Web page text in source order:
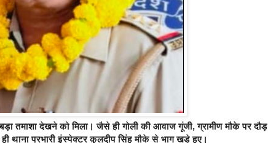
तमाशा देखने को मिला। जैसे ही गोली की आवाज गूंजी, ग्रामीण मौके पर दौड़
थाना प्रभारी इंस्पेक्टरकुलदीप सिंह मौके से भाग खड़े हुए।